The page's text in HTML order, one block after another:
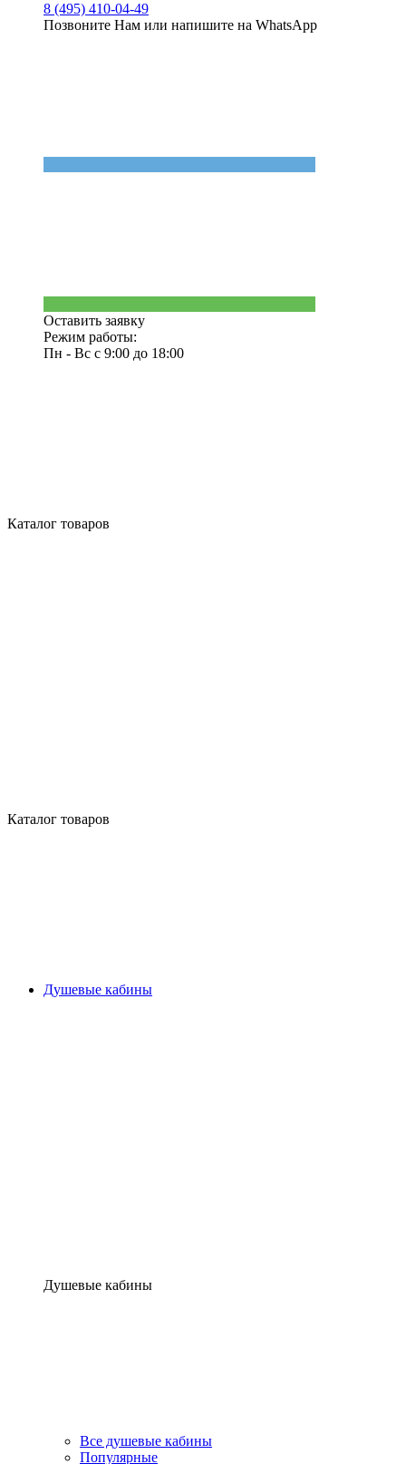
8 (495) 410-04-49
Позвоните Нам или напишите на WhatsApp
Оставить заявку
Режим работы:
Пн - Вс с 9:00 до 18:00
Каталог товаров
Каталог товаров
Душевые кабины
Душевые кабины
Все душевые кабины
Популярные